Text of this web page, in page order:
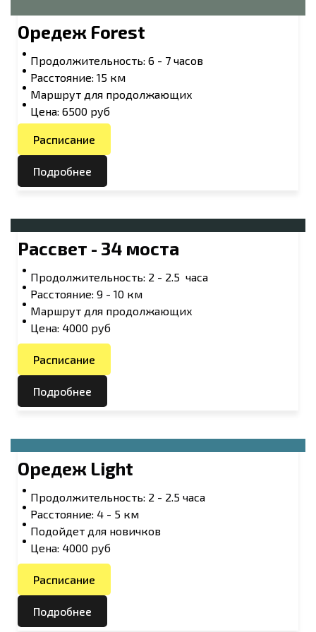
Оредеж Forest
Продолжительность: 6 - 7 часов
Расстояние: 15 км
Маршрут для продолжающих
Цена: 6500 руб
Расписание
Подробнее
Рассвет - 34 моста
Продолжительность: 2 - 2.5 часа
Расстояние: 9 - 10 км
Маршрут для продолжающих
Цена: 4000 руб
Расписание
Подробнее
Оредеж Light
Продолжительность: 2 - 2.5 часа
Расстояние: 4 - 5 км
Подойдет для новичков
Цена: 4000 руб
Расписание
Подробнее